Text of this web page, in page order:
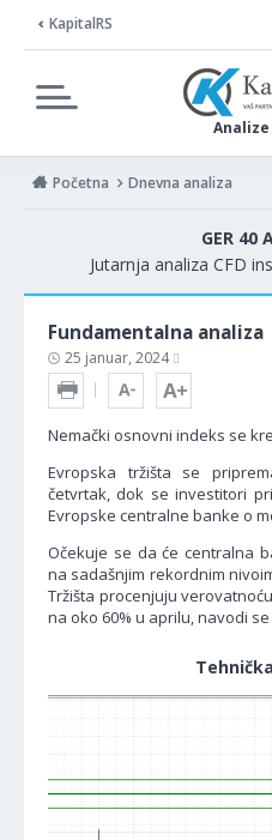
KapitalRS
Početna Dnevna analiza
GER 40
Jutarnja analiza CFD
Fundamentalna analiza
25 januar, 2024
Nemački osnovni indeks se
Evropska tržišta se
četvrtak, dok se investitori
Evropske centralne banke o
Očekuje se da će centralna
na sadašnjim rekordnim
Tržišta procenjuju
na oko 60% u aprilu, navodi